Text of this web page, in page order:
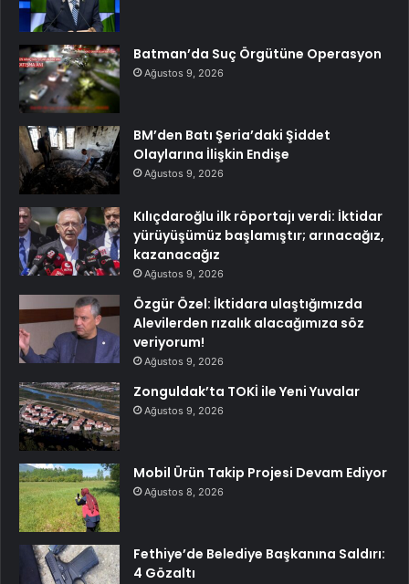
Batman’da Suç Örgütüne Operasyon
Ağustos 9, 2026
BM’den Batı Şeria’daki Şiddet
Olaylarına İlişkin Endişe
Ağustos 9, 2026
Kılıçdaroğlu ilk röportajı verdi: İktidar
yürüyüşümüz başlamıştır; arınacağız,
kazanacağız
Ağustos 9, 2026
Özgür Özel: İktidara ulaştığımızda
Alevilerden rızalık alacağımıza söz
veriyorum!
Ağustos 9, 2026
Zonguldak’ta TOKİ ile Yeni Yuvalar
Ağustos 9, 2026
Mobil Ürün Takip Projesi Devam Ediyor
Ağustos 8, 2026
Fethiye’de Belediye Başkanına Saldırı:
4 Gözaltı